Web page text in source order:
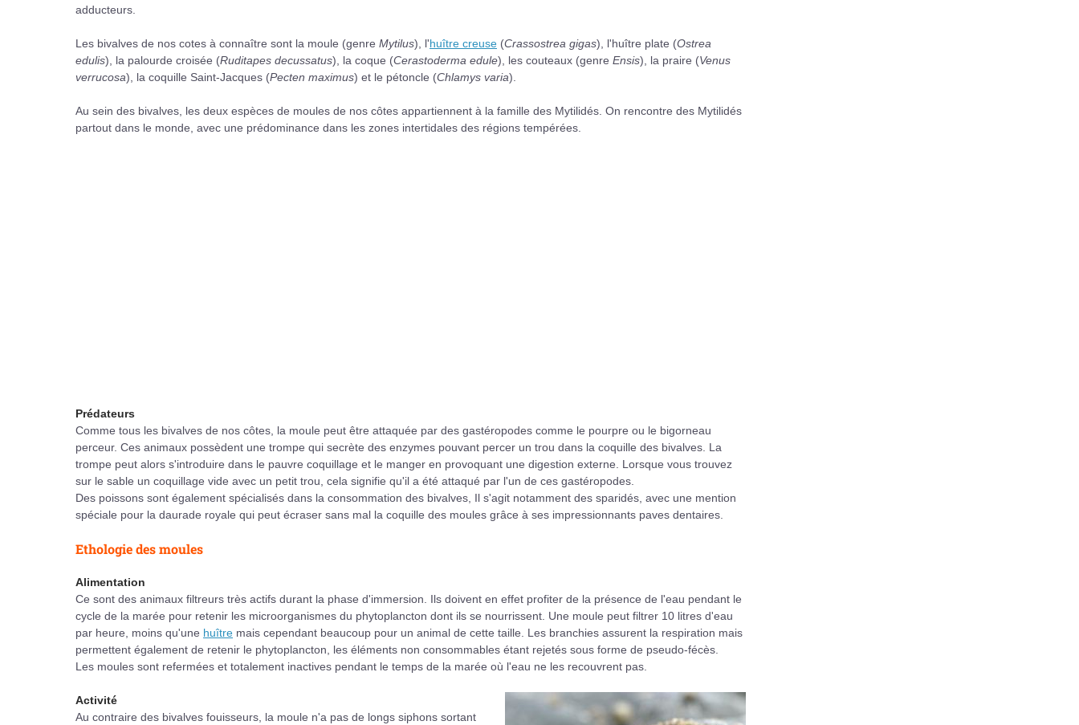
adducteurs.
Les bivalves de nos cotes à connaître sont la moule (genre Mytilus), l'huître creuse (Crassostrea gigas), l'huître plate (Ostrea
edulis), la palourde croisée (Ruditapes decussatus), la coque (Cerastoderma edule), les couteaux (genre Ensis), la praire (Venus
verrucosa), la coquille Saint-Jacques (Pecten maximus) et le pétoncle (Chlamys varia).
Au sein des bivalves, les deux espèces de moules de nos côtes appartiennent à la famille des Mytilidés. On rencontre des Mytilidés
partout dans le monde, avec une prédominance dans les zones intertidales des régions tempérées.
Prédateurs
Comme tous les bivalves de nos côtes, la moule peut être attaquée par des gastéropodes comme le pourpre ou le bigorneau
perceur. Ces animaux possèdent une trompe qui secrète des enzymes pouvant percer un trou dans la coquille des bivalves. La
trompe peut alors s'introduire dans le pauvre coquillage et le manger en provoquant une digestion externe. Lorsque vous trouvez
sur le sable un coquillage vide avec un petit trou, cela signifie qu'il a été attaqué par l'un de ces gastéropodes.
Des poissons sont également spécialisés dans la consommation des bivalves, Il s'agit notamment des sparidés, avec une mention
spéciale pour la daurade royale qui peut écraser sans mal la coquille des moules grâce à ses impressionnants paves dentaires.
Ethologie des moules
Alimentation
Ce sont des animaux filtreurs très actifs durant la phase d'immersion. Ils doivent en effet profiter de la présence de l'eau pendant le
cycle de la marée pour retenir les microorganismes du phytoplancton dont ils se nourrissent. Une moule peut filtrer 10 litres d'eau
par heure, moins qu'une huître mais cependant beaucoup pour un animal de cette taille. Les branchies assurent la respiration mais
permettent également de retenir le phytoplancton, les éléments non consommables étant rejetés sous forme de pseudo-fécès.
Les moules sont refermées et totalement inactives pendant le temps de la marée où l'eau ne les recouvrent pas.
Activité
Au contraire des bivalves fouisseurs, la moule n'a pas de longs siphons sortant